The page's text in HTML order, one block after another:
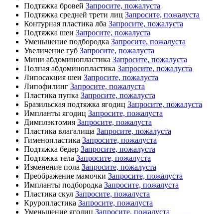
Подтяжка бровей Запросите, пожалуста
Подтяжка средней трети лиц Запросите, пожалуста
Контурная пластика лба Запросите, пожалуста
Подтяжка шеи Запросите, пожалуста
Уменьшение подбородка Запросите, пожалуста
Увеличение губ Запросите, пожалуста
Мини абдоминопластика Запросите, пожалуста
Полная абдоминопластика Запросите, пожалуста
Липосакция шеи Запросите, пожалуста
Липофилинг Запросите, пожалуста
Пластика пупка Запросите, пожалуста
Бразильская подтяжка ягодиц Запросите, пожалуста
Импланты ягодиц Запросите, пожалуста
Димплэктомия Запросите, пожалуста
Пластика влагалища Запросите, пожалуста
Гименопластика Запросите, пожалуста
Подтяжка бедер Запросите, пожалуста
Подтяжка тела Запросите, пожалуста
Изменение пола Запросите, пожалуста
Преображение мамочки Запросите, пожалуста
Импланты подбородка Запросите, пожалуста
Пластика скул Запросите, пожалуста
Круропластика Запросите, пожалуста
Уменьшение ягодиц Запросите, пожалуста